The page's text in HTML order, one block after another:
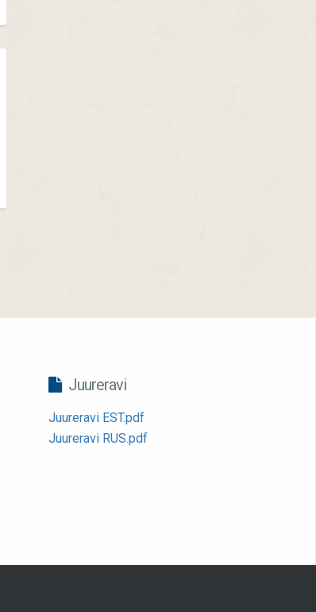
Juureravi
Juureravi EST.pdf
Juureravi RUS.pdf